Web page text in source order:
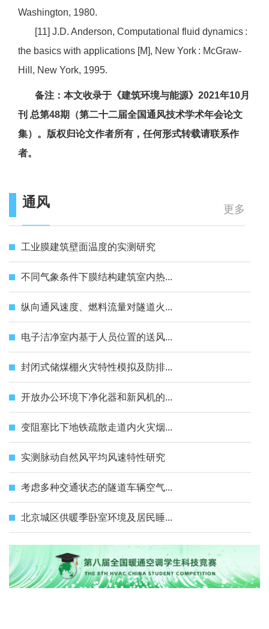
Washington, 1980.
[11] J.D. Anderson, Computational fluid dynamics :
the basics with applications [M], New York : McGraw-
Hill, New York, 1995.
备注：本文收录于《建筑环境与能源》2021年10月
刊 总第48期（第二十二届全国通风技术学术年会论文
集）。版权归论文作者所有，任何形式转载请联系作
者。
通风 更多
工业膜建筑壁面温度的实测研究
不同气象条件下膜结构建筑室内热...
纵向通风速度、燃料流量对隧道火...
电子洁净室内基于人员位置的送风...
封闭式储煤棚火灾特性模拟及防排...
开放办公环境下净化器和新风机的...
变阻塞比下地铁疏散走道内火灾烟...
实测脉动自然风平均风速特性研究
考虑多种交通状态的隧道车辆空气...
北京城区供暖季卧室环境及居民睡...